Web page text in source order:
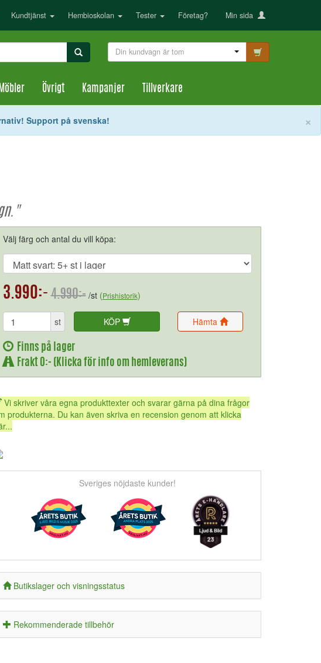
Kundtjänst Hembioskolan Tester Företag? Min sida
Din kundvagn är tom
Möbler Övrigt Kampanjer Tillverkare
×
Support på svenska!
Välj färg och antal du vill köpa:
3.990:- 4.990:-/st (Prishistorik)
st KÖP Hämta
Finns på lager
Frakt 0:- (Klicka för info om hemleverans)
Vi skriver våra egna produkttexter och svarar gärna på dina frågor
produkterna. Du kan även skriva en recension genom att klicka
Sveriges nöjdaste kunder!
Butikslager och visningsstatus
Rekommenderade tillbehör